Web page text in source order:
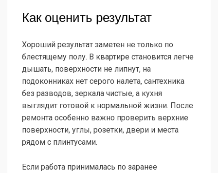
Как оценить результат
Хороший результат заметен не только по
блестящему полу. В квартире становится легче
дышать, поверхности не липнут, на
подоконниках нет серого налета, сантехника
без разводов, зеркала чистые, а кухня
выглядит готовой к нормальной жизни. После
ремонта особенно важно проверить верхние
поверхности, углы, розетки, двери и места
рядом с плинтусами.
Если работа принималась по заранее